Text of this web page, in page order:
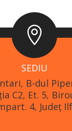

SEDIU
B-dul
C2, Et. 5,
4, Județ